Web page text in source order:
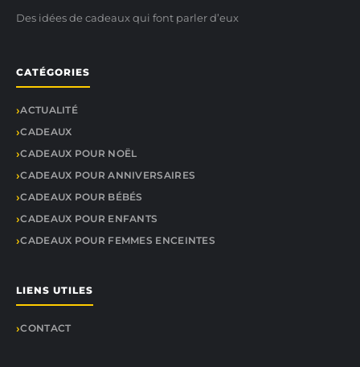
Des idées de cadeaux qui font parler d’eux
CATÉGORIES
ACTUALITÉ
CADEAUX
CADEAUX POUR NOËL
CADEAUX POUR ANNIVERSAIRES
CADEAUX POUR BÉBÉS
CADEAUX POUR ENFANTS
CADEAUX POUR FEMMES ENCEINTES
LIENS UTILES
CONTACT